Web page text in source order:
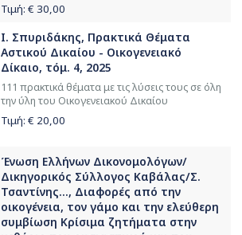
Τιμή: € 30,00
Ι. Σπυριδάκης, Πρακτικά Θέματα
Αστικού Δικαίου - Οικογενειακό
Δίκαιο, τόμ. 4, 2025
111 πρακτικά θέματα με τις λύσεις τους σε όλη
την ύλη του Οικογενειακού Δικαίου
Τιμή: € 20,00
Ένωση Ελλήνων Δικονομολόγων/
Δικηγορικός Σύλλογος Καβάλας/Σ.
Τσαντίνης..., Διαφορές από την
οικογένεια, τον γάμο και την ελεύθερη
συμβίωση Κρίσιμα ζητήματα στην